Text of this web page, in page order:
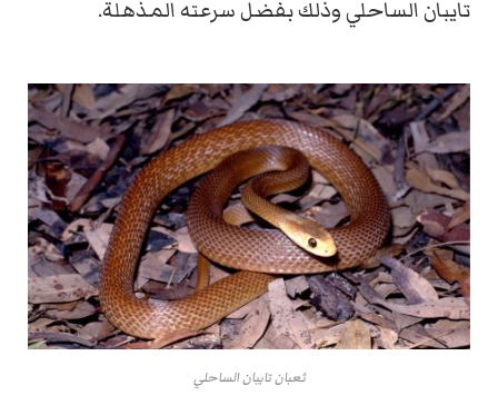
تايبان الساحلي وذلك بفضل سرعته المذهلة.
ثعبان تايبان الساحلي